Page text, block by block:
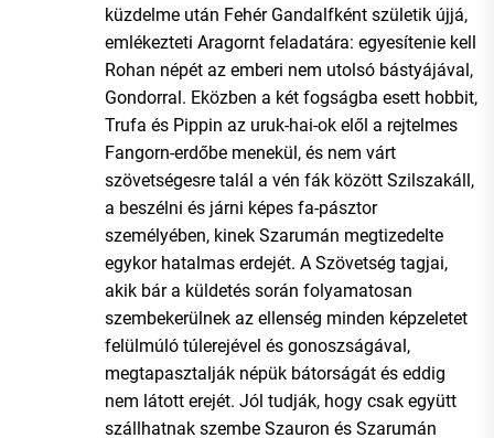
küzdelme után Fehér Gandalfként születik újjá,
emlékezteti Aragornt feladatára: egyesítenie kell
Rohan népét az emberi nem utolsó bástyájával,
Gondorral. Eközben a két fogságba esett hobbit,
Trufa és Pippin az uruk-hai-ok elől a rejtelmes
Fangorn-erdőbe menekül, és nem várt
szövetségesre talál a vén fák között Szilszakáll,
a beszélni és járni képes fa-pásztor
személyében, kinek Szarumán megtizedelte
egykor hatalmas erdejét. A Szövetség tagjai,
akik bár a küldetés során folyamatosan
szembekerülnek az ellenség minden képzeletet
felülmúló túlerejével és gonoszságával,
megtapasztalják népük bátorságát és eddig
nem látott erejét. Jól tudják, hogy csak együtt
szállhatnak szembe Szauron és Szarumán